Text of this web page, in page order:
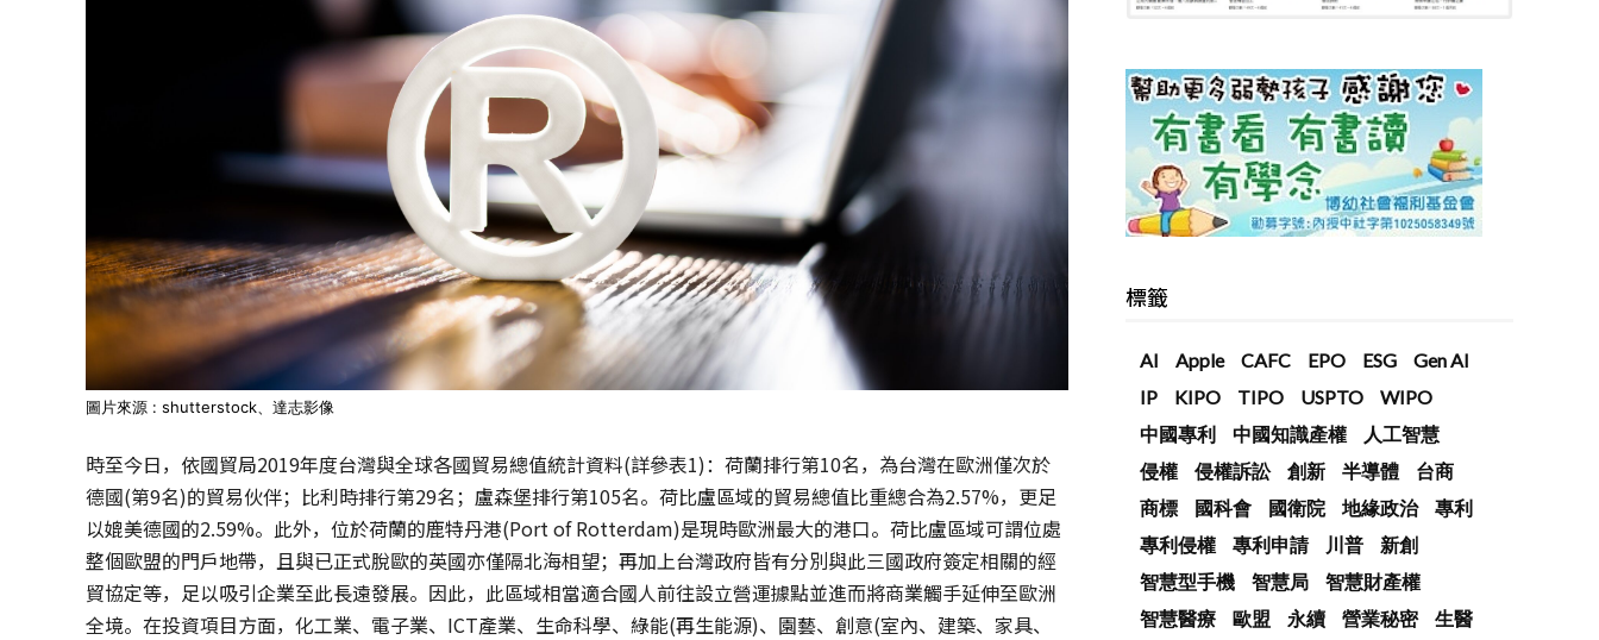
圖片來源 : shutterstock、達志影像
時至今日，依國貿局2019年度台灣與全球各國貿易總值統計資料(詳參表1)：荷蘭排行第10名，為台灣在歐洲僅次於
德國(第9名)的貿易伙伴；比利時排行第29名；盧森堡排行第105名。荷比盧區域的貿易總值比重總合為2.57%，更足
以媲美德國的2.59%。此外，位於荷蘭的鹿特丹港(Port of Rotterdam)是現時歐洲最大的港口。荷比盧區域可謂位處
整個歐盟的門戶地帶，且與已正式脫歐的英國亦僅隔北海相望；再加上台灣政府皆有分別與此三國政府簽定相關的經
貿協定等，足以吸引企業至此長遠發展。因此，此區域相當適合國人前往設立營運據點並進而將商業觸手延伸至歐洲
全境。在投資項目方面，化工業、電子業、ICT產業、生命科學、綠能(再生能源)、園藝、創意(室內、建築、家具、
標籤
AI Apple CAFC EPO ESG
Gen AI
IP
KIPO TIPO USPTO
WIPO
中國專利
中國知識產權
人工智慧
侵權
侵權訴訟 創新 半導體
台商
商標
國科會 國衛院 地緣政治
專利
專利侵權
專利申請 川普
新創
智慧型手機
智慧局
智慧財產權
智慧醫療
歐盟 永續 營業秘密
生醫